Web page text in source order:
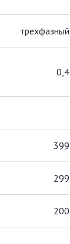
трехфазный
0,4
399
299
200